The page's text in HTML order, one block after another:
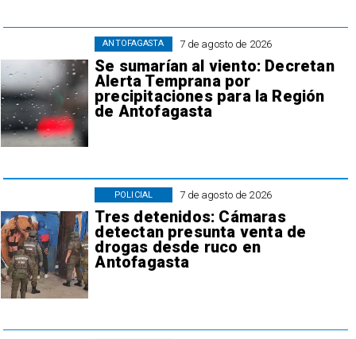
7 de agosto de 2026
Se sumarían al viento: Decretan
Alerta Temprana por
precipitaciones para la Región
de Antofagasta
ANTOFAGASTA
7 de agosto de 2026
Tres detenidos: Cámaras
detectan presunta venta de
drogas desde ruco en
Antofagasta
POLICIAL